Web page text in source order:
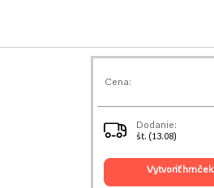
Cena:
Dodanie:
št. (13.08)
vytvoriť hrnček